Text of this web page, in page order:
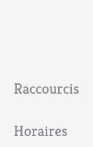
Raccourcis
Horaires